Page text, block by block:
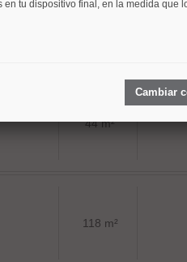
44 m²
118 m²
tu dispositivo final, en la medida que
Cambiar